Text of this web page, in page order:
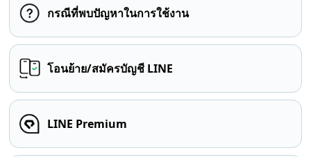
กรณีที่พบปัญหาในการใช้งาน
โอนย้าย/สมัครบัญชี LINE
LINE Premium